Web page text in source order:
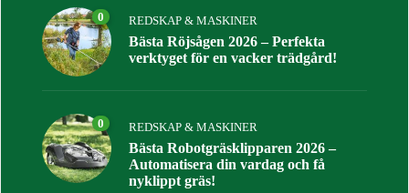
0 REDSKAP & MASKINER
Bästa Röjsågen 2026 – Perfekta
verktyget för en vacker trädgård!
0 REDSKAP & MASKINER
Bästa Robotgräsklipparen 2026 –
Automatisera din vardag och få
nyklippt gräs!